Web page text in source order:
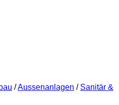
/Aussenanlagen / Sanitär &